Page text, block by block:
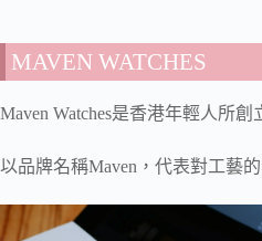
MAVEN WATCHES
Maven Watches是香港年輕人所
以品牌名稱Maven，代表對工藝